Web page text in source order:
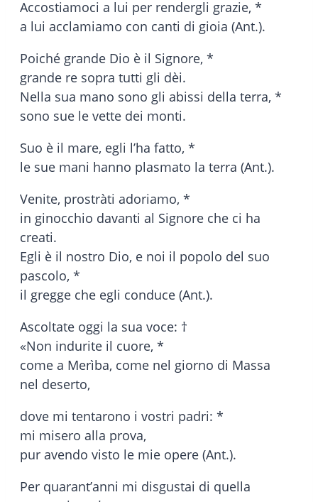
Accostiamoci a lui per rendergli grazie, *
a lui acclamiamo con canti di gioia (Ant.).
Poiché grande Dio è il Signore, *
grande re sopra tutti gli dèi.
Nella sua mano sono gli abissi della terra, *
sono sue le vette dei monti.
Suo è il mare, egli l’ha fatto, *
le sue mani hanno plasmato la terra (Ant.).
Venite, prostràti adoriamo, *
in ginocchio davanti al Signore che ci ha
creati.
Egli è il nostro Dio, e noi il popolo del suo
pascolo, *
il gregge che egli conduce (Ant.).
Ascoltate oggi la sua voce: †
«Non indurite il cuore, *
come a Merìba, come nel giorno di Massa
nel deserto,
dove mi tentarono i vostri padri: *
mi misero alla prova,
pur avendo visto le mie opere (Ant.).
Per quarant’anni mi disgustai di quella